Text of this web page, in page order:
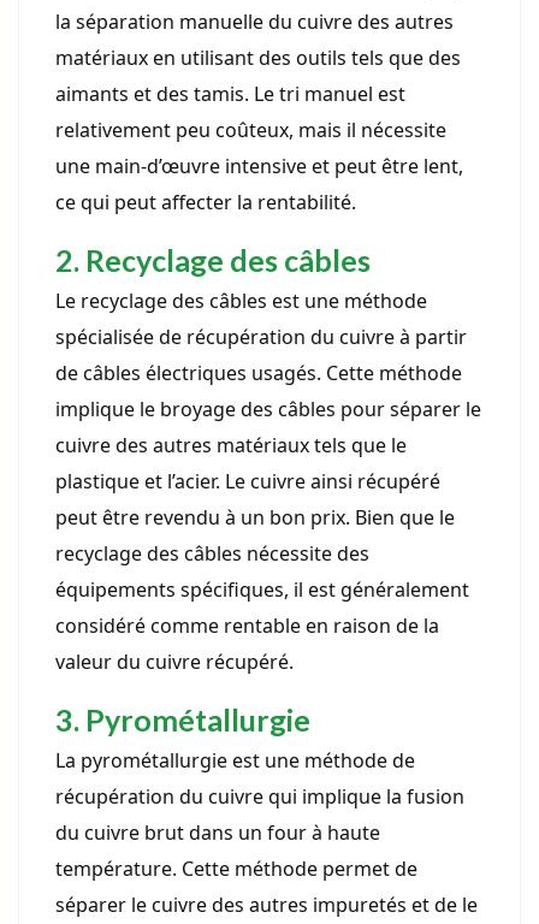
la séparation manuelle du cuivre des autres
matériaux en utilisant des outils tels que des
aimants et des tamis. Le tri manuel est
relativement peu coûteux, mais il nécessite
une main-d’œuvre intensive et peut être lent,
ce qui peut affecter la rentabilité.
2. Recyclage des câbles
Le recyclage des câbles est une méthode
spécialisée de récupération du cuivre à partir
de câbles électriques usagés. Cette méthode
implique le broyage des câbles pour séparer le
cuivre des autres matériaux tels que le
plastique et l’acier. Le cuivre ainsi récupéré
peut être revendu à un bon prix. Bien que le
recyclage des câbles nécessite des
équipements spécifiques, il est généralement
considéré comme rentable en raison de la
valeur du cuivre récupéré.
3. Pyrométallurgie
La pyrométallurgie est une méthode de
récupération du cuivre qui implique la fusion
du cuivre brut dans un four à haute
température. Cette méthode permet de
séparer le cuivre des autres impuretés et de le